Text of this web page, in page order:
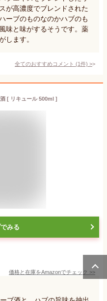
が高濃度でブレンドされた
ーブのものなのかハブのも
味と味がするそうです。薬
します。
全てのおすすめコメント (1件) >
[ リキュール 500ml ]
みる
価格と在庫をAmazonでチェック >>